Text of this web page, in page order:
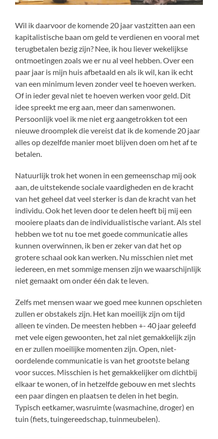
Wil ik daarvoor de komende 20 jaar vastzitten aan een
kapitalistische baan om geld te verdienen en vooral met
terugbetalen bezig zijn? Nee, ik hou liever wekelijkse
ontmoetingen zoals we er nu al veel hebben. Over een
paar jaar is mijn huis afbetaald en als ik wil, kan ik echt
van een minimum leven zonder veel te hoeven werken.
Of in ieder geval niet te hoeven werken voor geld. Dit
idee spreekt me erg aan, meer dan samenwonen.
Persoonlijk voel ik me niet erg aangetrokken tot een
nieuwe droomplek die vereist dat ik de komende 20 jaar
alles op dezelfde manier moet blijven doen om het af te
betalen.
Natuurlijk trok het wonen in een gemeenschap mij ook
aan, de uitstekende sociale vaardigheden en de kracht
van het geheel dat veel sterker is dan de kracht van het
individu. Ook het leven door te delen heeft bij mij een
mooiere plaats dan de individualistische variant. Als stel
hebben we tot nu toe met goede communicatie alles
kunnen overwinnen, ik ben er zeker van dat het op
grotere schaal ook kan werken. Nu misschien niet met
iedereen, en met sommige mensen zijn we waarschijnlijk
niet gemaakt om onder één dak te leven.
Zelfs met mensen waar we goed mee kunnen opschieten
zullen er obstakels zijn. Het kan moeilijk zijn om tijd
alleen te vinden. De meesten hebben +- 40 jaar geleefd
met vele eigen gewoonten, het zal niet gemakkelijk zijn
en er zullen moeilijke momenten zijn. Open, niet-
oordelende communicatie is van het grootste belang
voor succes. Misschien is het gemakkelijker om dichtbij
elkaar te wonen, of in hetzelfde gebouw en met slechts
een paar dingen en plaatsen te delen in het begin.
Typisch eetkamer, wasruimte (wasmachine, droger) en
tuin (fiets, tuingereedschap, tuinmeubelen).